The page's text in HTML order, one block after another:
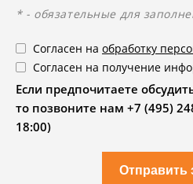
* - обязательные для
Согласен на обработку
Согласен на получение
Если предпочитаете
то позвоните нам +7 (495)
18:00)
Отправить